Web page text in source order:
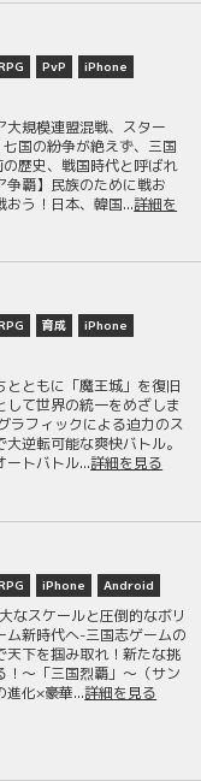
PvP
iPhone
大規模連盟混戦、スター
国の紛争が絶えず、三国
歴史、戦国時代と呼ばれ
覇】民族のために戦お
おう！日本、韓国...詳細を
育成
iPhone
とともに「魔王城」を復旧
して世界の統一をめざしま
ラフィックによる迫力のス
逆転可能な爽快バトル。
ートバトル...詳細を見る
iPhone Android
なスケールと圧倒的なボリ
ム新時代へ-三国志ゲームの
天下を掴み取れ！新たな挑
！～「三国烈覇」～（サン
進化×豪華...詳細を見る